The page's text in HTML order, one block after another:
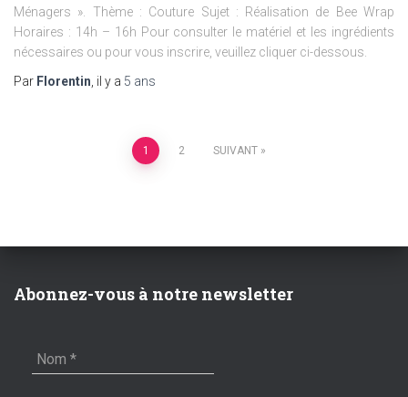
Ménagers ». Thème : Couture Sujet : Réalisation de Bee Wrap
Horaires : 14h – 16h Pour consulter le matériel et les ingrédients
nécessaires ou pour vous inscrire, veuillez cliquer ci-dessous.
Par Florentin , il y a 5 ans
Pagination
publications
1 2 SUIVANT
Abonnez-vous à notre newsletter